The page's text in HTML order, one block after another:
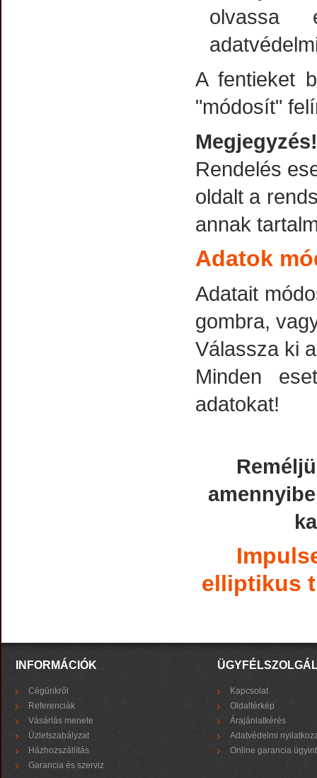
olvassa
A fentieket
"módosít"
Megjegyzés!
Rendelés
oldalt a
annak
Adatok
Adatait
gombra,
Válassza ki
Minden
adatokat!
elliptikus
INFORMÁCIÓK
Cégünkről
Referenciák
Vásárlás menete
Üzletszabályzat
Házhozszállítás
Garancia és szerviz
Kapcsolat
Oldaltérkép
Árajánlatkérés
Adatvédelmi
Online garancia